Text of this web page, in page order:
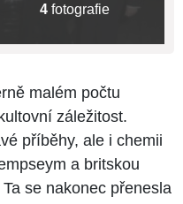
4 fotografie
malém počtu
záležitost.
příběhy, ale i chemii
a britskou
se nakonec přenesla